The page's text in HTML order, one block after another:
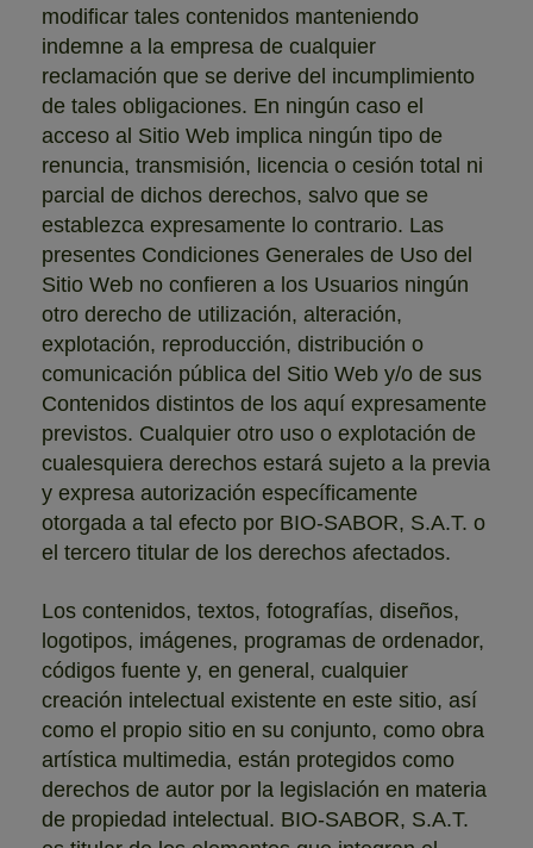
modificar tales contenidos manteniendo
indemne a la empresa de cualquier
reclamación que se derive del incumplimiento
de tales obligaciones. En ningún caso el
acceso al Sitio Web implica ningún tipo de
renuncia, transmisión, licencia o cesión total ni
parcial de dichos derechos, salvo que se
establezca expresamente lo contrario. Las
presentes Condiciones Generales de Uso del
Sitio Web no confieren a los Usuarios ningún
otro derecho de utilización, alteración,
explotación, reproducción, distribución o
comunicación pública del Sitio Web y/o de sus
Contenidos distintos de los aquí expresamente
previstos. Cualquier otro uso o explotación de
cualesquiera derechos estará sujeto a la previa
y expresa autorización específicamente
otorgada a tal efecto por BIO-SABOR, S.A.T. o
el tercero titular de los derechos afectados.
Los contenidos, textos, fotografías, diseños,
logotipos, imágenes, programas de ordenador,
códigos fuente y, en general, cualquier
creación intelectual existente en este sitio, así
como el propio sitio en su conjunto, como obra
artística multimedia, están protegidos como
derechos de autor por la legislación en materia
de propiedad intelectual. BIO-SABOR, S.A.T.